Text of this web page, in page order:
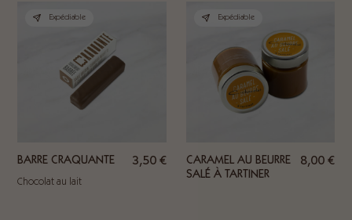
Expédiable
BARRE CRAQUANTE 3,50 €
Chocolat au lait
Expédiable
CARAMEL AU BEURRE
SALÉ À TARTINER
8,00 €